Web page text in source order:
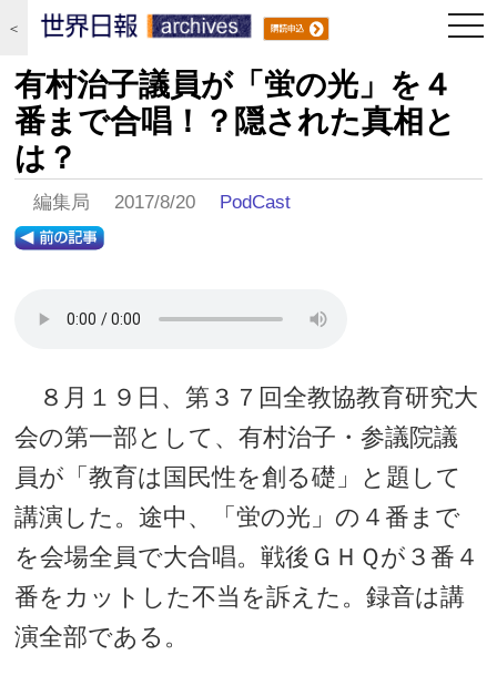
＜
有村治子議員が「蛍の光」を４
番まで合唱！？隠された真相と
は？
編集局 2017/8/20 PodCast
８月１９日、第３７回全教協教育研究大
会の第一部として、有村治子・参議院議
員が「教育は国民性を創る礎」と題して
講演した。途中、「蛍の光」の４番まで
を会場全員で大合唱。戦後ＧＨＱが３番４
番をカットした不当を訴えた。録音は講
演全部である。